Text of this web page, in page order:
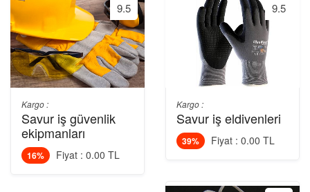
9.5
Kargo :
Savur iş güvenlik
ekipmanları
16% Fiyat : 0.00 TL
9.5
Kargo :
Savur iş eldivenleri
39% Fiyat : 0.00 TL